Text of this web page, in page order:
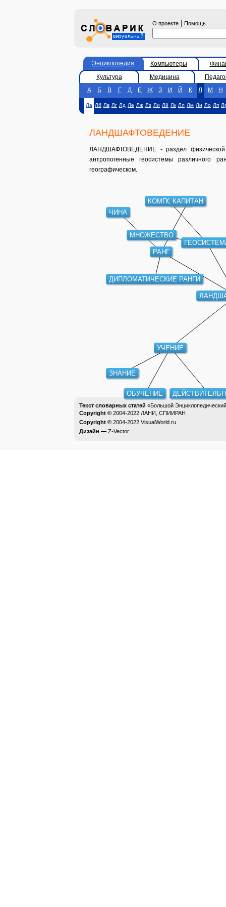
О проекте | Помощь
Энциклопедия Компьютеры
Культура
Медицина
А
Б В Г Д Е Ж З И Й К Л М Н
Ла Лб Лв Лг Лд Ле Лж Лз Ли Лй Лк Лл Лм Лн Ло Лп
ЛАНДШАФТОВЕДЕНИЕ
ЛАНДШАФТОВЕДЕНИЕ - раздел физической
антропогенные геосистемы различного
географическом.
РАНГ
УЧЕНИЕ
МНОЖЕСТВО
КОМПОНЕНТ
ДИПЛОМАТИЧЕСКИЕ РАНГИ
ЧИНА
КАПИТАН
ЗНАНИЕ
ОБУЧЕНИЕ
Текст словарных статей «Большой
Copyright © 2004-2022 ЛАНИ, СПИИРАН
Copyright © 2004-2022 VisualWorld.ru
Дизайн — Z-Vector